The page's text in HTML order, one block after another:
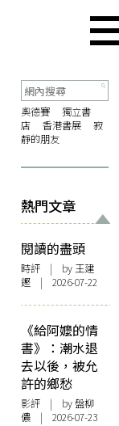
奧德賽
獨立書
店
香港書展
寂
靜的朋友
熱門文章
閱讀的盡頭
時評 | by 王建
鏗 | 2026-07-22
《給阿嬤的情
書》：潮水退
去以後，被允
許的鄉愁
影評 | by 盤柳
儂 | 2026-07-23